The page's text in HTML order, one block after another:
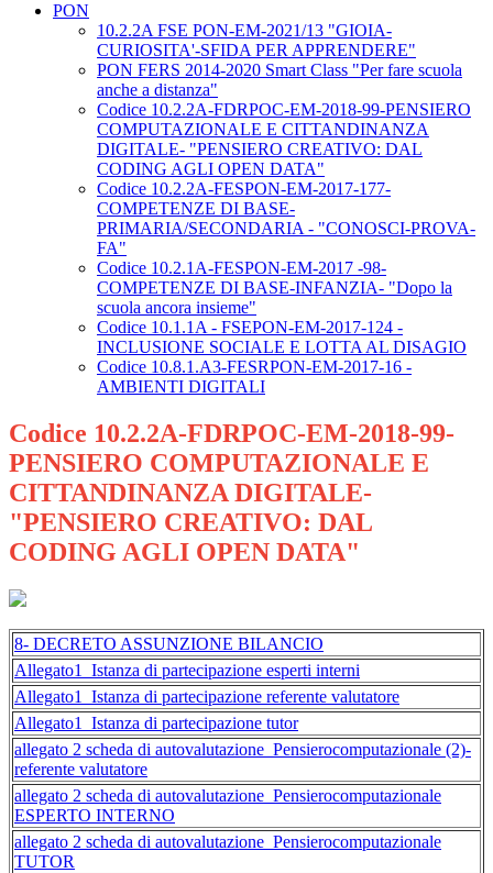
PON
10.2.2A FSE PON-EM-2021/13 "GIOIA-
CURIOSITA'-SFIDA PER APPRENDERE"
PON FERS 2014-2020 Smart Class "Per fare scuola
anche a distanza"
Codice 10.2.2A-FDRPOC-EM-2018-99-PENSIERO
COMPUTAZIONALE E CITTANDINANZA
DIGITALE- "PENSIERO CREATIVO: DAL
CODING AGLI OPEN DATA"
Codice 10.2.2A-FESPON-EM-2017-177-
COMPETENZE DI BASE-
PRIMARIA/SECONDARIA - "CONOSCI-PROVA-
FA"
Codice 10.2.1A-FESPON-EM-2017 -98-
COMPETENZE DI BASE-INFANZIA- "Dopo la
scuola ancora insieme"
Codice 10.1.1A - FSEPON-EM-2017-124 -
INCLUSIONE SOCIALE E LOTTA AL DISAGIO
Codice 10.8.1.A3-FESRPON-EM-2017-16 -
AMBIENTI DIGITALI
Codice 10.2.2A-FDRPOC-EM-2018-99-
PENSIERO COMPUTAZIONALE E
CITTANDINANZA DIGITALE-
"PENSIERO CREATIVO: DAL
CODING AGLI OPEN DATA"
8- DECRETO ASSUNZIONE BILANCIO
Allegato1_Istanza di partecipazione esperti interni
Allegato1_Istanza di partecipazione referente valutatore
Allegato1_Istanza di partecipazione tutor
allegato 2 scheda di autovalutazione_Pensierocomputazionale (2)-
referente valutatore
allegato 2 scheda di autovalutazione_Pensierocomputazionale
ESPERTO INTERNO
allegato 2 scheda di autovalutazione_Pensierocomputazionale
TUTOR